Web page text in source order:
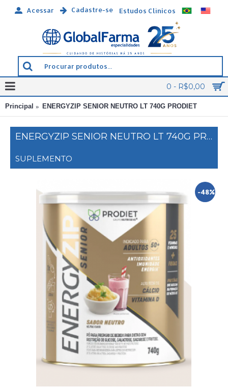
Acessar Cadastre-se Estudos Clínicos
0 - R$0,00
Principal ENERGYZIP SENIOR NEUTRO LT 740G PRODIET
ENERGYZIP SENIOR NEUTRO LT 740G PRODIET
SUPLEMENTO
-48%